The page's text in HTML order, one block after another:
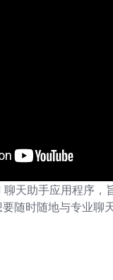
天助手应用程序，
随时随地与专业